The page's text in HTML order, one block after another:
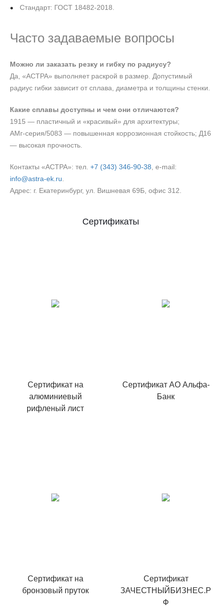
Стандарт: ГОСТ 18482-2018.
Часто задаваемые вопросы
Можно ли заказать резку и гибку по радиусу?
Да, «АСТРА» выполняет раскрой в размер. Допустимый
радиус гибки зависит от сплава, диаметра и толщины стенки.
Какие сплавы доступны и чем они отличаются?
1915 — пластичный и «красивый» для архитектуры;
АМг‑серия/5083 — повышенная коррозионная стойкость; Д16
— высокая прочность.
Контакты «АСТРА»: тел. +7 (343) 346‑90‑38 , e‑mail:
info@astra-ek.ru
Адрес: г. Екатеринбург, ул. Вишневая 69Б, офис 312.
Сертификаты
Сертификат на
алюминиевый
рифленый лист
Сертификат АО Альфа-
Банк
Сертификат на
бронзовый пруток
Сертификат
ЗАЧЕСТНЫЙБИЗНЕС.Р
Ф